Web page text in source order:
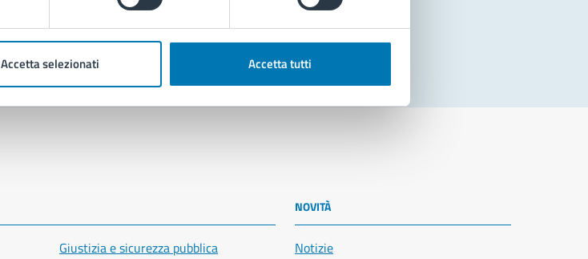
Accetta selezionati Accetta tutti
Giustizia e sicurezza pubblica
NOVITÀ
Notizie